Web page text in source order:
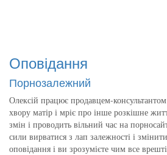
Оповідання
Порнозалежний
Олексій працює продавцем-
хвору матір і мріє про інше розкішне
змін і проводить вільний час на
сили вирватися з лап залежності і
оповідання і ви зрозумієте чим все